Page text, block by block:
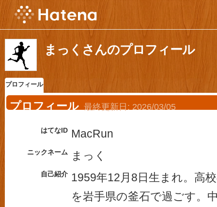
まっくさんのプロフィール
プロフィール
プロフィール 最終更新日: 2026/03/05
はてなID MacRun
ニックネーム まっく
自己紹介 1959年12月8日生まれ。高
を岩手県の釜石で過ごす。